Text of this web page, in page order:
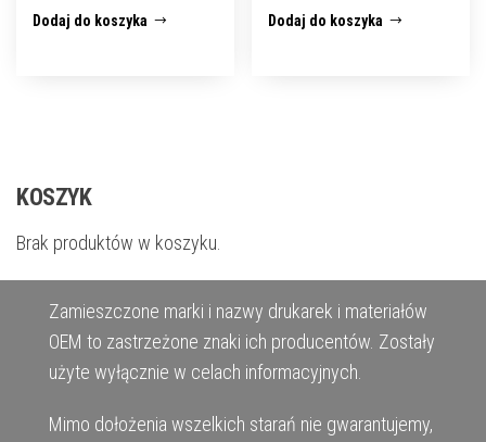
Dodaj do koszyka Dodaj do koszyka
KOSZYK
Brak produktów w koszyku.
Zamieszczone marki i nazwy drukarek i materiałów
OEM to zastrzeżone znaki ich producentów. Zostały
użyte wyłącznie w celach informacyjnych.
Mimo dołożenia wszelkich starań nie gwarantujemy,